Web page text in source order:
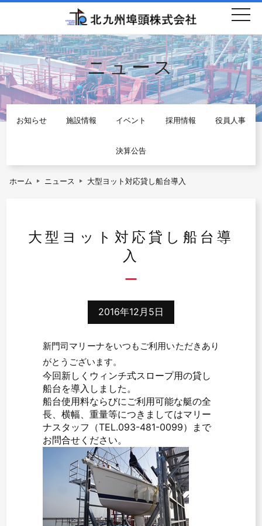
ニュース
お知らせ 施設情報 イベント 採用情報 役員人事
決算公告
ホーム ニュース 大型ヨット対応貸し船台導入
大型ヨット対応貸し船台導
入
2016年12月5日
新門司マリーナをいつもご利用いただきあり
がとうございます。
今回新しくウィンチ式スロープ用の貸し
船台を導入しました。
船台使用料ならびにご利用可能な艇の全
長、横幅、重量等につきましてはマリー
ナスタッフ（TEL.093-481-0099）まで
お問合せください。